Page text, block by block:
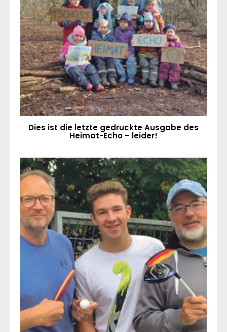
Dies ist die letzte gedruckte Ausgabe des
Heimat-Echo – leider!